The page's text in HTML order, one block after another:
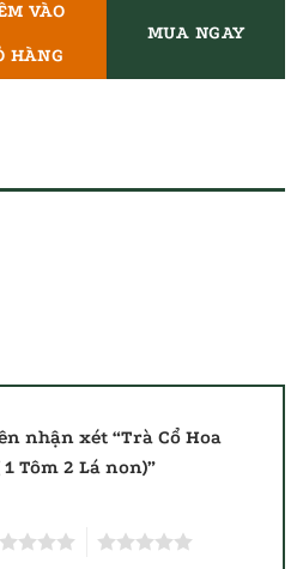
VÀO
HÀNG
MUA NGAY
nhận xét “Trà Cổ Hoa
Tôm 2 Lá non)”